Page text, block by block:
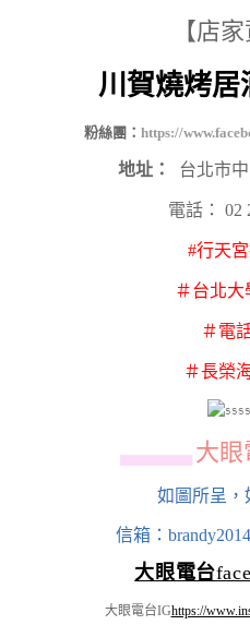
【店
川賀燒烤居
粉絲團： https://
地址： 台北市
電話： 02
#行天
＃台北大
＃電
＃長榮
▄▄▄▄▄▄ 大眼
如圖所呈，
信箱：
大眼電台
大眼電台IGhttps://